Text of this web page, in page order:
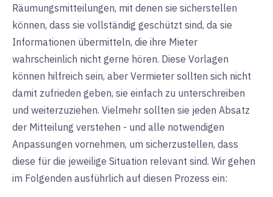
Räumungsmitteilungen, mit denen sie sicherstellen
können, dass sie vollständig geschützt sind, da sie
Informationen übermitteln, die ihre Mieter
wahrscheinlich nicht gerne hören. Diese Vorlagen
können hilfreich sein, aber Vermieter sollten sich nicht
damit zufrieden geben, sie einfach zu unterschreiben
und weiterzuziehen. Vielmehr sollten sie jeden Absatz
der Mitteilung verstehen - und alle notwendigen
Anpassungen vornehmen, um sicherzustellen, dass
diese für die jeweilige Situation relevant sind. Wir gehen
im Folgenden ausführlich auf diesen Prozess ein: